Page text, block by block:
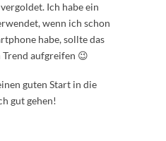
vergoldet. Ich habe ein
wenn ich schon
habe, sollte das
aufgreifen 😉
guten Start in die
gut gehen!